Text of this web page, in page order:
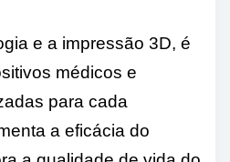
e a impressão 3D, é
médicos e
para cada
a eficácia do